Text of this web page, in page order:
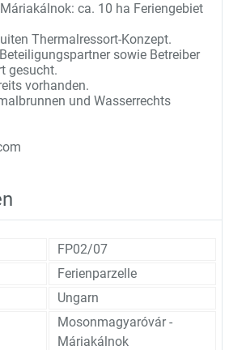
ca. 10 ha Feriengebiet
Thermalressort-Konzept.
sowie Betreiber
gesucht.
vorhanden.
und Wasserrechts
FP02/07
Ferienparzelle
Ungarn
Mosonmagyaróvár -
Máriakálnok